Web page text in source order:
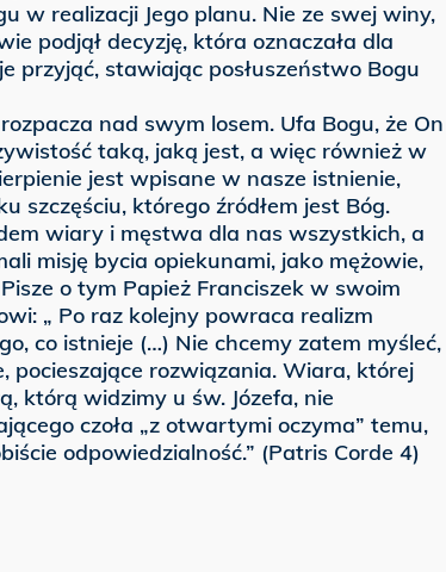
w realizacji Jego planu. Nie ze swej winy,
podjął decyzję, która oznaczała dla
przyjąć, stawiając posłuszeństwo Bogu
nad swym losem. Ufa Bogu, że On
taką, jaką jest, a więc również w
jest wpisane w nasze istnienie,
szczęściu, którego źródłem jest Bóg.
wiary i męstwa dla nas wszystkich, a
misję bycia opiekunami, jako mężowie,
o tym Papież Franciszek w swoim
„ Po raz kolejny powraca realizm
co istnieje (…) Nie chcemy zatem myśleć,
pocieszające rozwiązania. Wiara, której
którą widzimy u św. Józefa, nie
czoła „z otwartymi oczyma” temu,
odpowiedzialność.” (Patris Corde 4)